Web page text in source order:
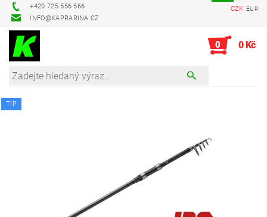
+420 725 556 566
INFO@KAPRARINA.CZ
CZK EUR
0 0 Kč
TIP